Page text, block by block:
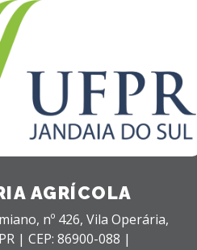
AGRÍCOLA
nº 426, Vila Operária,
| CEP: 86900-088 |